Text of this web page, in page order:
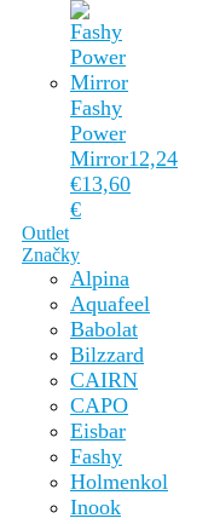
Fashy
Power
Mirror12,24
€13,60
€
Outlet
Značky
Alpina
Aquafeel
Babolat
Bilzzard
CAIRN
CAPO
Eisbar
Fashy
Holmenkol
Inook